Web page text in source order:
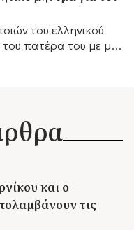
του ελληνικού
πατέρα του με μια
και ο
τις